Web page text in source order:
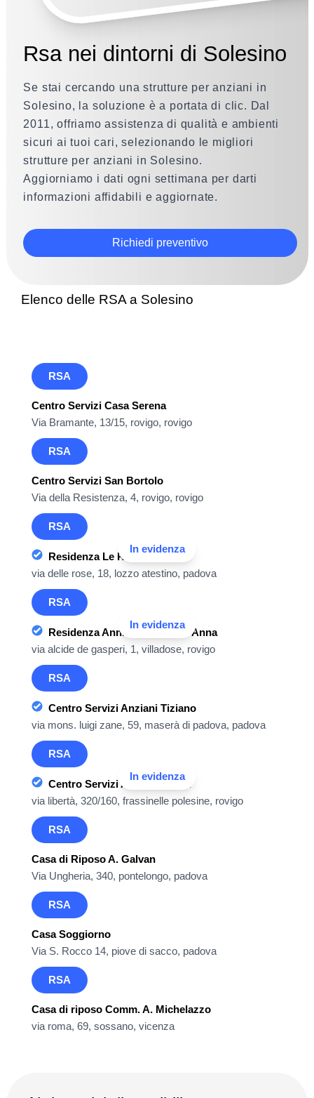
Rsa nei dintorni di Solesino
Se stai cercando una strutture per anziani in
Solesino, la soluzione è a portata di clic. Dal
2011, offriamo assistenza di qualità e ambienti
sicuri ai tuoi cari, selezionando le migliori
strutture per anziani in Solesino.
Aggiorniamo i dati ogni settimana per darti
informazioni affidabili e aggiornate.
Richiedi preventivo
Elenco delle RSA a Solesino
RSA
Centro Servizi Casa Serena
Via Bramante, 13/15, rovigo, rovigo
RSA
Centro Servizi San Bortolo
Via della Resistenza, 4, rovigo, rovigo
In evidenza
RSA
Residenza Le Rose
via delle rose, 18, lozzo atestino, padova
In evidenza
RSA
Residenza Anni Azzurri Sant'Anna
via alcide de gasperi, 1, villadose, rovigo
RSA
Centro Servizi Anziani Tiziano
via mons. luigi zane, 59, maserà di padova, padova
In evidenza
RSA
Centro Servizi Anziani Bellini
via libertà, 320/160, frassinelle polesine, rovigo
RSA
Casa di Riposo A. Galvan
Via Ungheria, 340, pontelongo, padova
RSA
Casa Soggiorno
Via S. Rocco 14, piove di sacco, padova
RSA
Casa di riposo Comm. A. Michelazzo
via roma, 69, sossano, vicenza